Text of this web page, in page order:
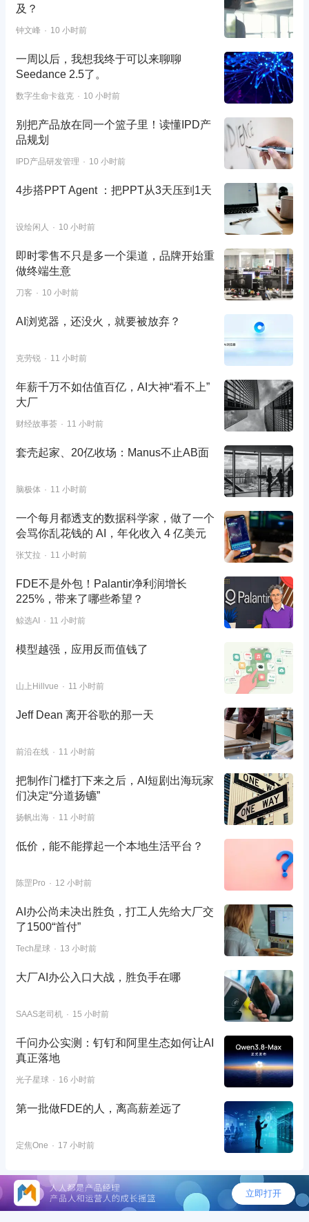
及？
钟文峰 10 小时前
一周以后，我想我终于可以来聊聊
Seedance 2.5了。
数字生命卡兹克 10 小时前
别把产品放在同一个篮子里！读懂IPD产
品规划
IPD产品研发管理 10 小时前
4步搭PPT Agent ：把PPT从3天压到1天
设绘闲人 10 小时前
即时零售不只是多一个渠道，品牌开始重
做终端生意
刀客 10 小时前
AI浏览器，还没火，就要被放弃？
克劳锐 11 小时前
年薪千万不如估值百亿，AI大神“看不上”
大厂
财经故事荟 11 小时前
套壳起家、20亿收场：Manus不止AB面
脑极体 11 小时前
一个每月都透支的数据科学家，做了一个
会骂你乱花钱的 AI，年化收入 4 亿美元
张艾拉 11 小时前
FDE不是外包！Palantir净利润增长
225%，带来了哪些希望？
鲸选AI 11 小时前
模型越强，应用反而值钱了
山上Hillvue 11 小时前
Jeff Dean 离开谷歌的那一天
前沿在线 11 小时前
把制作门槛打下来之后，AI短剧出海玩家
们决定“分道扬镳”
扬帆出海 11 小时前
低价，能不能撑起一个本地生活平台？
陈罡Pro 12 小时前
AI办公尚未决出胜负，打工人先给大厂交
了1500“首付”
Tech星球 13 小时前
大厂AI办公入口大战，胜负手在哪
SAAS老司机 15 小时前
千问办公实测：钉钉和阿里生态如何让AI
真正落地
光子星球 16 小时前
第一批做FDE的人，离高薪差远了
定焦One 17 小时前
©2026 - 人人都是产品经理